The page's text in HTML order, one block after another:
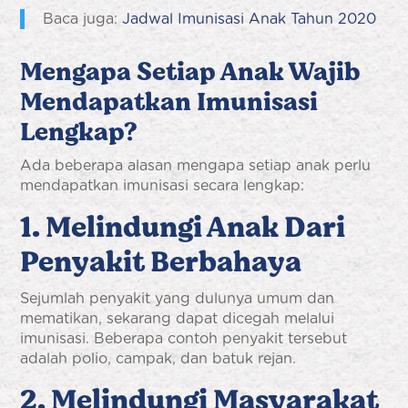
Baca juga:Jadwal Imunisasi Anak Tahun 2020
Mengapa Setiap Anak Wajib
Mendapatkan Imunisasi
Lengkap?
Ada beberapa alasan mengapa setiap anak perlu
mendapatkan imunisasi secara lengkap:
1. Melindungi Anak Dari
Penyakit Berbahaya
Sejumlah penyakit yang dulunya umum dan
mematikan, sekarang dapat dicegah melalui
imunisasi. Beberapa contoh penyakit tersebut
adalah polio, campak, dan batuk rejan.